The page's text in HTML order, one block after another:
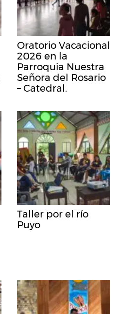
Oratorio Vacacional
2026 en la
Parroquia Nuestra
Señora del Rosario
– Catedral.
Taller por el río
Puyo